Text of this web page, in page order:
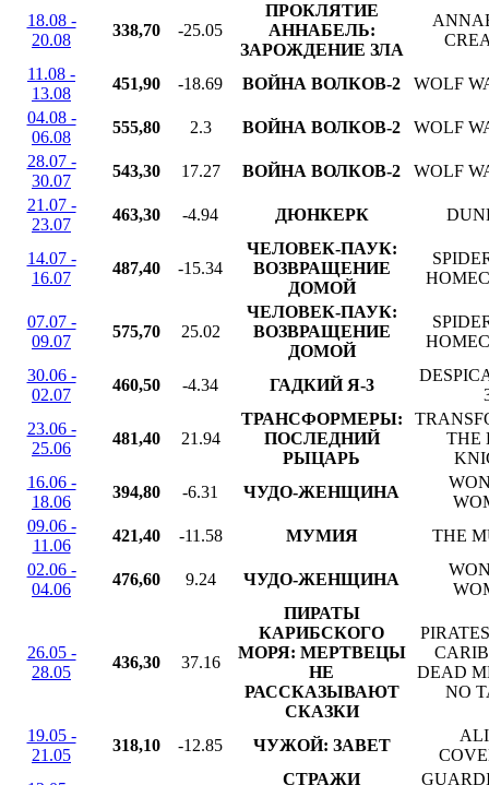
18.08 -
20.08
338,70 -25.05
ПРОКЛЯТИЕ
АННАБЕЛЬ:
ЗАРОЖДЕНИЕ ЗЛА
11.08 -
13.08
451,90 -18.69 ВОЙНА ВОЛКОВ-2
WOLF
04.08 -
06.08
555,80 2.3 ВОЙНА ВОЛКОВ-2
WOLF
28.07 -
30.07
543,30 17.27 ВОЙНА ВОЛКОВ-2
WOLF
21.07 -
23.07
463,30 -4.94 ДЮНКЕРК
14.07 -
16.07
487,40 -15.34
ЧЕЛОВЕК-ПАУК:
ВОЗВРАЩЕНИЕ
ДОМОЙ
07.07 -
09.07
575,70 25.02
ЧЕЛОВЕК-ПАУК:
ВОЗВРАЩЕНИЕ
ДОМОЙ
30.06 -
02.07
460,50 -4.34 ГАДКИЙ Я-3
23.06 -
25.06
481,40 21.94
ТРАНСФОРМЕРЫ:
ПОСЛЕДНИЙ
РЫЦАРЬ
THE
16.06 -
18.06
394,80 -6.31 ЧУДО-ЖЕНЩИНА
09.06 -
11.06
421,40 -11.58 МУМИЯ
THE
02.06 -
04.06
476,60 9.24 ЧУДО-ЖЕНЩИНА
26.05 -
28.05
436,30 37.16
ПИРАТЫ
КАРИБСКОГО
МОРЯ: МЕРТВЕЦЫ
НЕ
РАССКАЗЫВАЮТ
СКАЗКИ
DEAD
NO
19.05 -
21.05
318,10 -12.85 ЧУЖОЙ: ЗАВЕТ
СТРАЖИ